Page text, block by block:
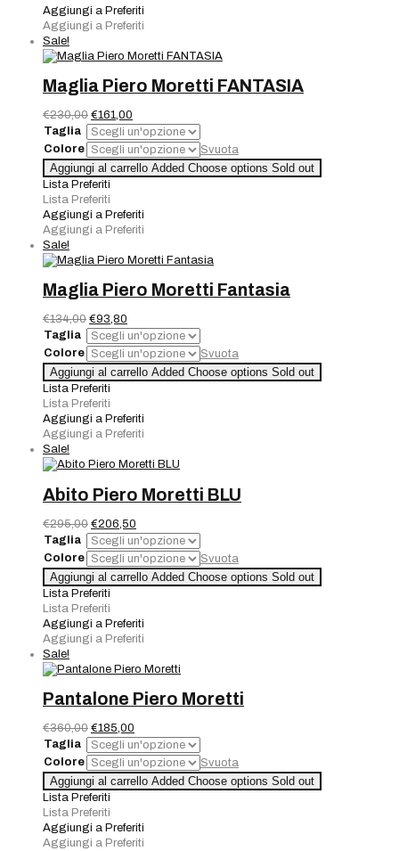
blu
quantità
Aggiungi a Preferiti
Aggiungi a Preferiti
Sale!
Maglia Piero Moretti FANTASIA
€230,00 Il
prezzo
originale
era:
€230,00.
€161,00
prezzo
attuale
è:
€161,00.
Taglia
Colore
Svuota
Maglia
Piero
Moretti
FANTASIA
quantità
Aggiungi al carrello Added Choose options Sold out
Lista Preferiti
Lista Preferiti
Aggiungi a Preferiti
Aggiungi a Preferiti
Sale!
Maglia Piero Moretti Fantasia
€134,00 Il
prezzo
originale
era:
€134,00.
€93,80
prezzo
attuale
è:
€93,80.
Taglia
Colore
Svuota
Maglia
Piero
Moretti
Fantasia
quantità
Aggiungi al carrello Added Choose options Sold out
Lista Preferiti
Lista Preferiti
Aggiungi a Preferiti
Aggiungi a Preferiti
Sale!
Abito Piero Moretti BLU
€295,00 Il
prezzo
originale
era:
€295,00.
€206,50
prezzo
attuale
è:
€206,50.
Taglia
Colore
Svuota
Abito
Piero
Moretti
BLU
quantità
Aggiungi al carrello Added Choose options Sold out
Lista Preferiti
Lista Preferiti
Aggiungi a Preferiti
Aggiungi a Preferiti
Sale!
Pantalone Piero Moretti
€360,00 Il
prezzo
originale
era:
€360,00.
€185,00
prezzo
attuale
è:
€185,00.
Taglia
Colore
Svuota
Pantalone
Piero
Moretti
quantità
Aggiungi al carrello Added Choose options Sold out
Lista Preferiti
Lista Preferiti
Aggiungi a Preferiti
Aggiungi a Preferiti